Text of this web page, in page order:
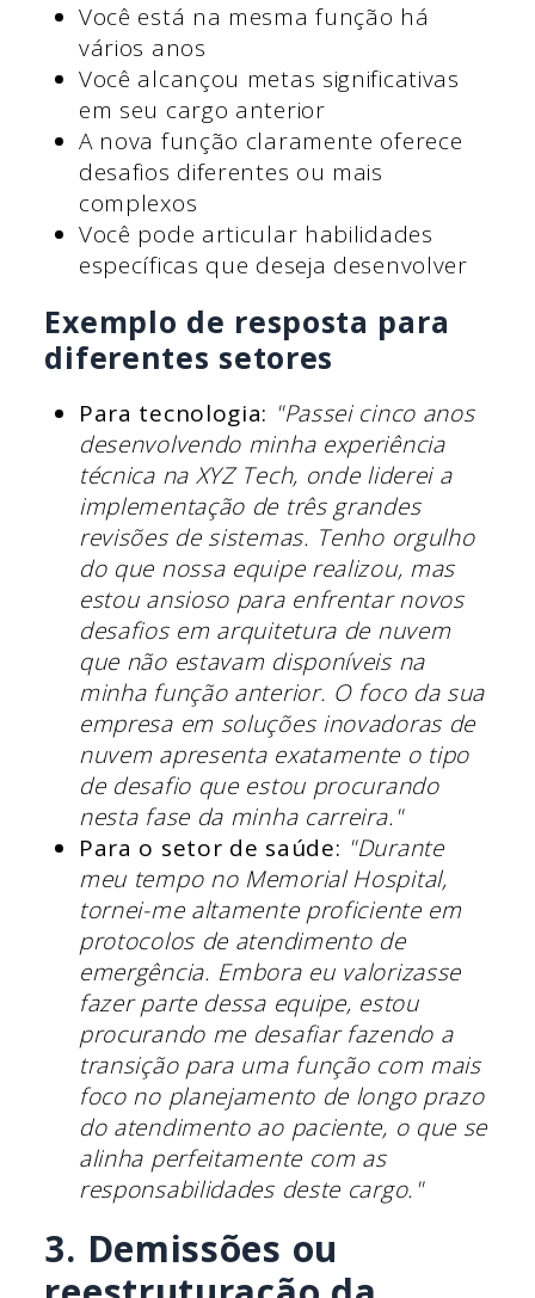
Você está na mesma função há
vários anos
Você alcançou metas significativas
em seu cargo anterior
A nova função claramente oferece
desafios diferentes ou mais
complexos
Você pode articular habilidades
específicas que deseja desenvolver
Exemplo de resposta para
diferentes setores
Para tecnologia: "Passei cinco anos
desenvolvendo minha experiência
técnica na XYZ Tech, onde liderei a
implementação de três grandes
revisões de sistemas. Tenho orgulho
do que nossa equipe realizou, mas
estou ansioso para enfrentar novos
desafios em arquitetura de nuvem
que não estavam disponíveis na
minha função anterior. O foco da sua
empresa em soluções inovadoras de
nuvem apresenta exatamente o tipo
de desafio que estou procurando
nesta fase da minha carreira."
Para o setor de saúde: "Durante
meu tempo no Memorial Hospital,
tornei-me altamente proficiente em
protocolos de atendimento de
emergência. Embora eu valorizasse
fazer parte dessa equipe, estou
procurando me desafiar fazendo a
transição para uma função com mais
foco no planejamento de longo prazo
do atendimento ao paciente, o que se
alinha perfeitamente com as
responsabilidades deste cargo."
3. Demissões ou